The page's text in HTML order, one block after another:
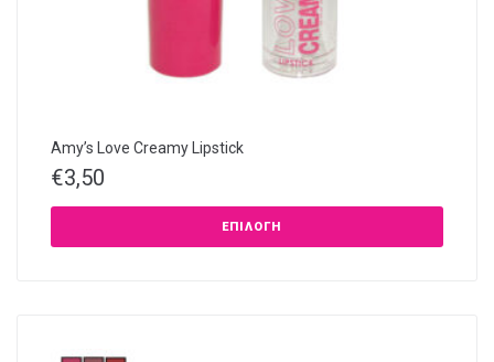
Amy’s Love Creamy Lipstick
€3,50
ΕΠΙΛΟΓΉ